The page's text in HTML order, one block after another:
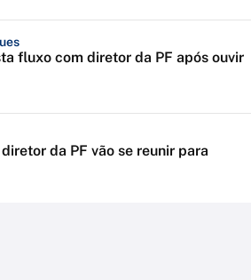
fluxo com diretor da PF após ouvir
da PF vão se reunir para